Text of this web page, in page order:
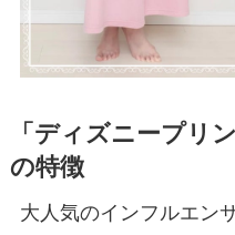
「ディズニープリ
の特徴
大人気のインフルエン